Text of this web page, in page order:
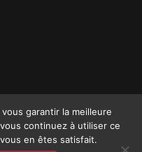
garantir la meilleure
continuez à utiliser ce
en êtes satisfait.